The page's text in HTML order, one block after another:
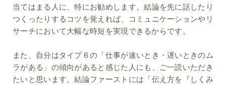
当てはまる人に、特にお勧めします。結論を先に話したり
つくったりするコツを覚えれば、コミュニケーションやリ
サーチにおいて大幅な時短を実現できるからです。
また、自分はタイプ６の「仕事が速いとき・遅いときのム
ラがある」の傾向があると感じた人にも、ご一読いただき
たいと思います。結論ファーストには「伝え方を『しくみ